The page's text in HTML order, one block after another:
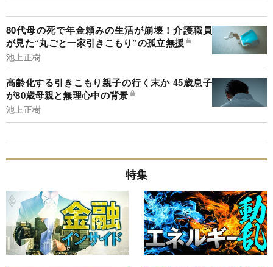
80代母の死で年金頼みの生活が崩壊！介護職員
が見た“丸ごと一家引きこもり”の孤立無援
池上正樹
高齢化する引きこもり親子の行く末か 45歳息子
が80歳母親と無理心中の背景
池上正樹
特集